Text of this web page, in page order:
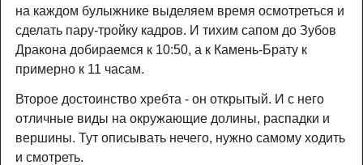
на каждом булыжнике выделяем время осмотреться и
сделать пару-тройку кадров. И тихим сапом до Зубов
Дракона добираемся к 10:50, а к Камень-Брату к
примерно к 11 часам.
Второе достоинство хребта - он открытый. И с него
отличные виды на окружающие долины, распадки и
вершины. Тут описывать нечего, нужно самому ходить
и смотреть.